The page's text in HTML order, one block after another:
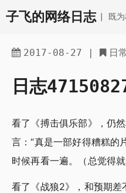
子飞的网络日志 | 既
2017-08-27 | 日常
日志
看了《搏击俱乐部》，仍
言：“真是一部好得糟糕
时候再看一遍。（总觉得
看了《战狼2》，和预期差